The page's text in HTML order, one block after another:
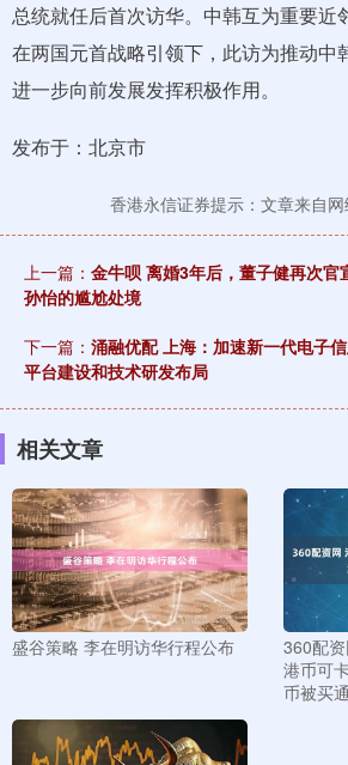
总统就任后首次访华。中韩互为重要近
在两国元首战略引领下，此访为推动中
进一步向前发展发挥积极作用。
发布于：北京市
香港永信证券提示：文章来自网
上一篇： 金牛呗 离婚3年后，董子健再次官
孙怡的尴尬处境
下一篇： 涌融优配 上海：加速新一代电子
平台建设和技术研发布局
相关文章
盛谷策略 李在明访华行程公布
360配
港币可
币被买通